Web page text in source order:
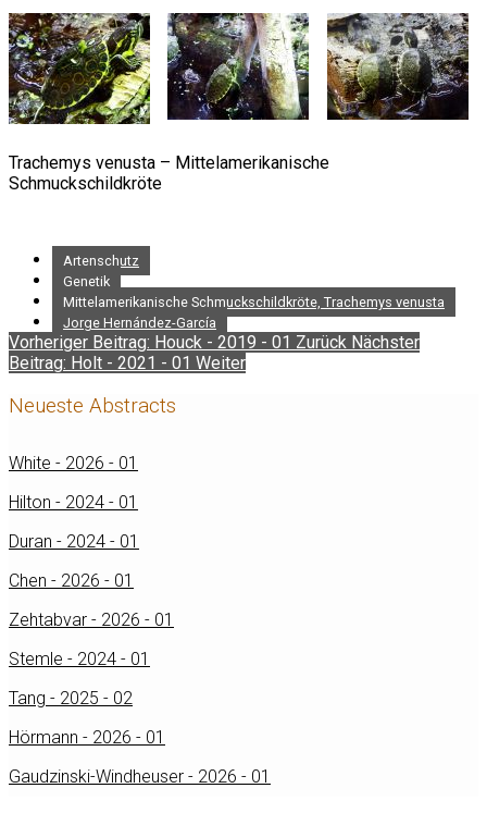
Trachemys venusta – Mittelamerikanische
Schmuckschildkröte
Artenschutz
Genetik
Mittelamerikanische Schmuckschildkröte, Trachemys venusta
Jorge Hernández-García
Vorheriger Beitrag: Houck - 2019 - 01 Zurück Nächster
Beitrag: Holt - 2021 - 01 Weiter
Neueste Abstracts
White - 2026 - 01
Hilton - 2024 - 01
Duran - 2024 - 01
Chen - 2026 - 01
Zehtabvar - 2026 - 01
Stemle - 2024 - 01
Tang - 2025 - 02
Hörmann - 2026 - 01
Gaudzinski-Windheuser - 2026 - 01